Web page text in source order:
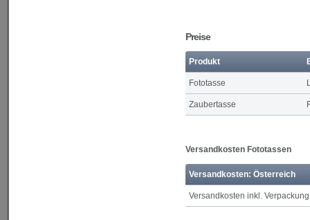
Preise
Produkt
Fototasse
Zaubertasse
Versandkosten Fototassen
Versandkosten: Österreich
Versandkosten inkl. Verpackung